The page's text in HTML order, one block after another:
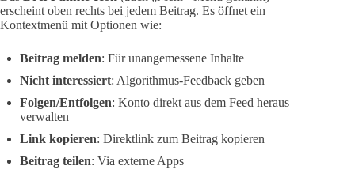
erscheint oben rechts bei jedem Beitrag. Es öffnet ein
Kontextmenü mit Optionen wie:
Beitrag melden: Für unangemessene Inhalte
Nicht interessiert: Algorithmus-Feedback geben
Folgen/Entfolgen: Konto direkt aus dem Feed heraus
verwalten
Link kopieren: Direktlink zum Beitrag kopieren
Beitrag teilen: Via externe Apps